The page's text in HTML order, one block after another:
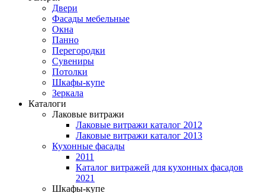
Двери
Фасады мебельные
Окна
Панно
Перегородки
Сувениры
Потолки
Шкафы-купе
Зеркала
Каталоги
Лаковые витражи
Лаковые витражи каталог 2012
Лаковые витражи каталог 2013
Кухонные фасады
2011
Каталог витражей для кухонных фасадов
2021
Шкафы-купе